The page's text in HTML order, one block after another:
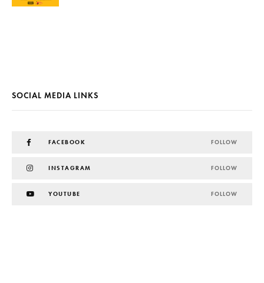
SOCIAL MEDIA LINKS
FACEBOOK FOLLOW
INSTAGRAM FOLLOW
YOUTUBE FOLLOW